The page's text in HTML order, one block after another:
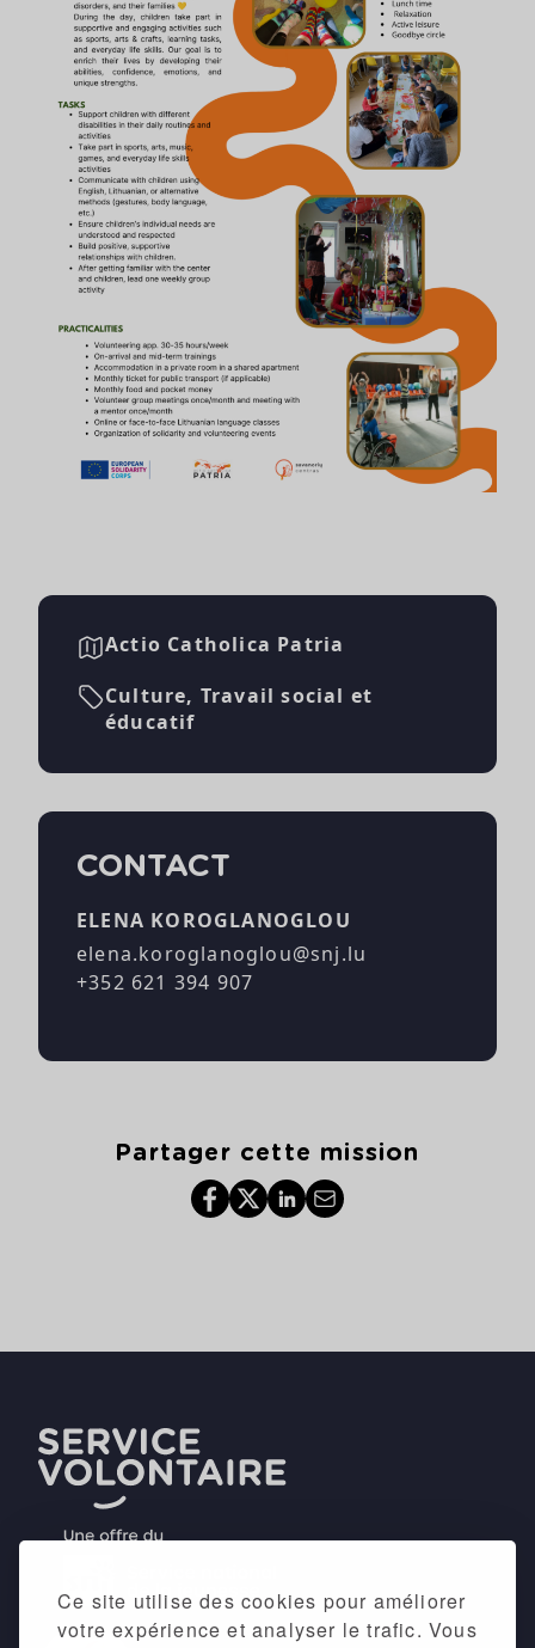
Ce site utilise des cookies pour améliorer
votre expérience et analyser le trafic. Vous
Actio Catholica Patria
Culture, Travail social et
éducatif
CONTACT
ELENA KOROGLANOGLOU
elena.koroglanoglou@snj.lu
+352 621 394 907
Partager cette mission